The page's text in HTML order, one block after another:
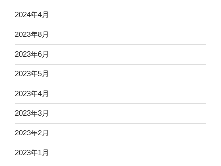
2024年4月
2023年8月
2023年6月
2023年5月
2023年4月
2023年3月
2023年2月
2023年1月